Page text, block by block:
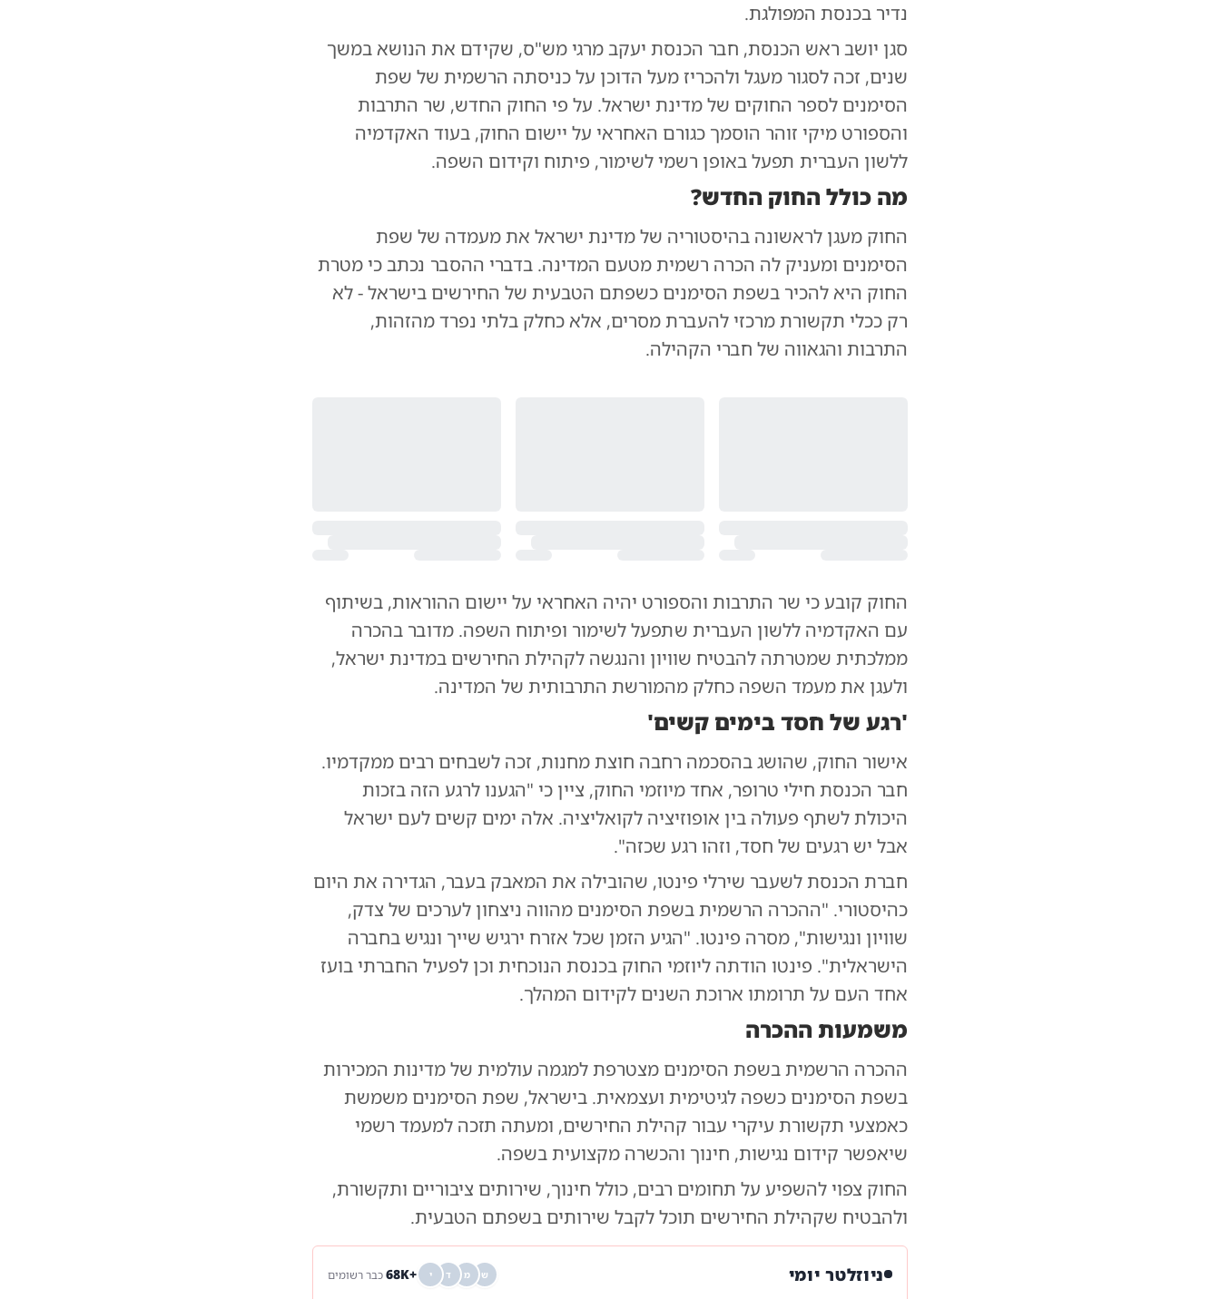
נדיר בכנסת המפולגת.
סגן יושב ראש הכנסת, חבר הכנסת יעקב מרגי מש"ס, שקידם את הנושא במשך
שנים, זכה לסגור מעגל ולהכריז מעל הדוכן על כניסתה הרשמית של שפת
הסימנים לספר החוקים של מדינת ישראל. על פי החוק החדש, שר התרבות
והספורט מיקי זוהר הוסמך כגורם האחראי על יישום החוק, בעוד האקדמיה
ללשון העברית תפעל באופן רשמי לשימור, פיתוח וקידום השפה.
מה כולל החוק החדש?
החוק מעגן לראשונה בהיסטוריה של מדינת ישראל את מעמדה של שפת
הסימנים ומעניק לה הכרה רשמית מטעם המדינה. בדברי ההסבר נכתב כי מטרת
החוק היא להכיר בשפת הסימנים כשפתם הטבעית של החירשים בישראל - לא
רק ככלי תקשורת מרכזי להעברת מסרים, אלא כחלק בלתי נפרד מהזהות,
התרבות והגאווה של חברי הקהילה.
החוק קובע כי שר התרבות והספורט יהיה האחראי על יישום ההוראות, בשיתוף
עם האקדמיה ללשון העברית שתפעל לשימור ופיתוח השפה. מדובר בהכרה
ממלכתית שמטרתה להבטיח שוויון והנגשה לקהילת החירשים במדינת ישראל,
ולעגן את מעמד השפה כחלק מהמורשת התרבותית של המדינה.
'רגע של חסד בימים קשים'
אישור החוק, שהושג בהסכמה רחבה חוצת מחנות, זכה לשבחים רבים ממקדמיו.
חבר הכנסת חילי טרופר, אחד מיוזמי החוק, ציין כי "הגענו לרגע הזה בזכות
היכולת לשתף פעולה בין אופוזיציה לקואליציה. אלה ימים קשים לעם ישראל
אבל יש רגעים של חסד, וזהו רגע שכזה".
חברת הכנסת לשעבר שירלי פינטו, שהובילה את המאבק בעבר, הגדירה את היום
כהיסטורי. "ההכרה הרשמית בשפת הסימנים מהווה ניצחון לערכים של צדק,
שוויון ונגישות", מסרה פינטו. "הגיע הזמן שכל אזרח ירגיש שייך ונגיש בחברה
הישראלית". פינטו הודתה ליוזמי החוק בכנסת הנוכחית וכן לפעיל החברתי בועז
אחד העם על תרומתו ארוכת השנים לקידום המהלך.
משמעות ההכרה
ההכרה הרשמית בשפת הסימנים מצטרפת למגמה עולמית של מדינות המכירות
בשפת הסימנים כשפה לגיטימית ועצמאית. בישראל, שפת הסימנים משמשת
כאמצעי תקשורת עיקרי עבור קהילת החירשים, ומעתה תזכה למעמד רשמי
שיאפשר קידום נגישות, חינוך והכשרה מקצועית בשפה.
החוק צפוי להשפיע על תחומים רבים, כולל חינוך, שירותים ציבוריים ותקשורת,
ולהבטיח שקהילת החירשים תוכל לקבל שירותים בשפתם הטבעית.
ניוזלטר יומי ש מ ד י +68K כבר רשומים